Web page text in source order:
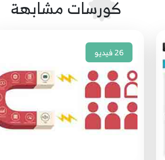
كورسات مشابهة
26فيديو